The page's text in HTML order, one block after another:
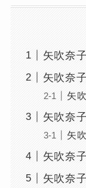
矢吹奈
矢吹奈
矢
矢吹奈
矢
矢吹奈
矢吹奈